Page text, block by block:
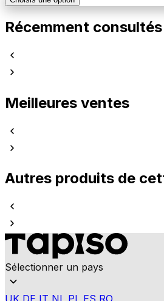
Récemment consultés
Meilleures ventes
Autres produits de
Sélectionner un pays